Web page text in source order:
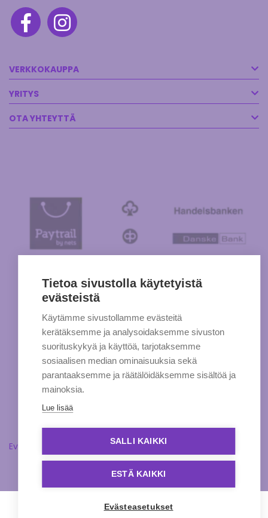
VERKKOKAUPPA
YRITYS
OTA YHTEYTTÄ
Evästeasetukset
Tietoa sivustolla käytetyistä
evästeistä
Käytämme sivustollamme evästeitä
kerätäksemme ja analysoidaksemme sivuston
suorituskykyä ja käyttöä, tarjotaksemme
sosiaalisen median ominaisuuksia sekä
parantaaksemme ja räätälöidäksemme sisältöä ja
mainoksia.
Lue lisää
SALLI KAIKKI
ESTÄ KAIKKI
Evästeasetukset